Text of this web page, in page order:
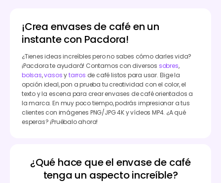
¡Crea envases de café en un
instante con Pacdora!
¿Tienes ideas increíbles pero no sabes cómo darles vida?
¡Pacdora te ayudará! Contamos con diversos sobres,
bolsas,vasosytarros de café listos para usar. Elige la
opción ideal, pon a prueba tu creatividad con el color, el
texto y la escena para crear envases de café orientados a
la marca. En muy poco tiempo, podrás impresionar a tus
clientes con imágenes PNG/JPG 4K y vídeos MP4. ¿A qué
esperas? ¡Pruébalo ahora!
¿Qué hace que el envase de café
tenga un aspecto increíble?